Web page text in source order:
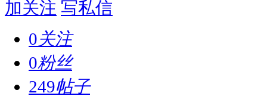
加关注 写私信
0关注
0粉丝
249帖子